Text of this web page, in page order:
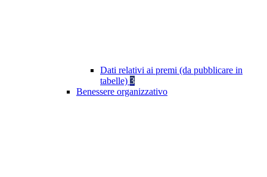
Dati relativi ai premi (da pubblicare in
tabelle) 3
Benessere organizzativo